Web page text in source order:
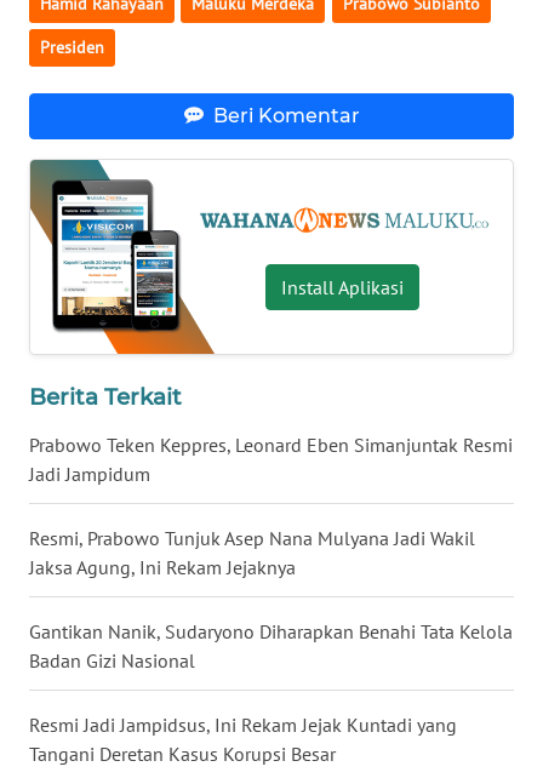
Presiden
Beri Komentar
Install Aplikasi
Berita Terkait
Prabowo Teken Keppres, Leonard Eben Simanjuntak Resmi
Jadi Jampidum
Resmi, Prabowo Tunjuk Asep Nana Mulyana Jadi Wakil
Jaksa Agung, Ini Rekam Jejaknya
Gantikan Nanik, Sudaryono Diharapkan Benahi Tata Kelola
Badan Gizi Nasional
Resmi Jadi Jampidsus, Ini Rekam Jejak Kuntadi yang
Tangani Deretan Kasus Korupsi Besar
WN
BALI
KALBAR
WN
KALTENG
WN
KALTARA
KALSEL
WN
WN
SULSEL
GORONTALO
WN
SULUT